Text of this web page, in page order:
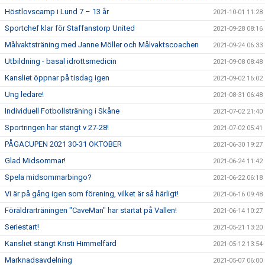
Höstlovscamp i Lund 7 – 13 år 2021-10-01 11:28
Sportchef klar för Staffanstorp United 2021-09-28 08:16
Målvaktsträning med Janne Möller och Målvaktscoachen 2021-09-24 06:33
Utbildning - basal idrottsmedicin 2021-09-08 08:48
Kansliet öppnar på tisdag igen 2021-09-02 16:02
Ung ledare! 2021-08-31 06:48
Individuell Fotbollsträning i Skåne 2021-07-02 21:40
Sportringen har stängt v 27-28! 2021-07-02 05:41
PÅGACUPEN 2021 30-31 OKTOBER 2021-06-30 19:27
Glad Midsommar! 2021-06-24 11:42
Spela midsommarbingo? 2021-06-22 06:18
Vi är på gång igen som förening, vilket är så härligt! 2021-06-16 09:48
Föräldrarträningen "CaveMan" har startat på Vallen! 2021-06-14 10:27
Seriestart! 2021-05-21 13:20
Kansliet stängt Kristi Himmelfärd 2021-05-12 13:54
Marknadsavdelning 2021-05-07 06:00